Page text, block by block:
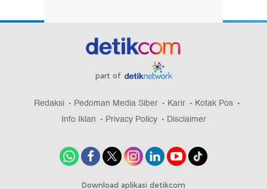
part of
Redaksi Pedoman Media Siber Karir
Kotak Pos
Info Iklan
Privacy Policy Disclaimer
Download aplikasi detikcom